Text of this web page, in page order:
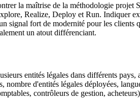
la maîtrise de la méthodologie projet
Realize, Deploy et Run. Indiquer
signal fort de modernité pour les
un atout différenciant.
entités légales dans différents
d'entités légales déployées,
contrôleurs de gestion,